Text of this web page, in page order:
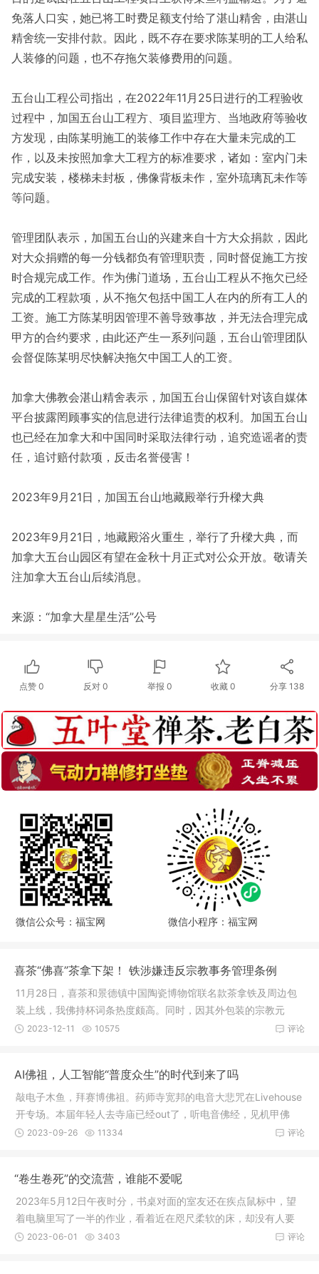
免落人口实，她已将工时费足额支付给了湛山精舍，由湛山
精舍统一安排付款。因此，既不存在要求陈某明的工人给私
人装修的问题，也不存拖欠装修费用的问题。
五台山工程公司指出，在2022年11月25日进行的工程验收
过程中，加国五台山工程方、项目监理方、当地政府等验收
方发现，由陈某明施工的装修工作中存在大量未完成的工
作，以及未按照加拿大工程方的标准要求，诸如：室内门未
完成安装，楼梯未封板，佛像背板未作，室外琉璃瓦未作等
等问题。
管理团队表示，加国五台山的兴建来自十方大众捐款，因此
对大众捐赠的每一分钱都负有管理职责，同时督促施工方按
时合规完成工作。作为佛门道场，五台山工程从不拖欠已经
完成的工程款项，从不拖欠包括中国工人在内的所有工人的
工资。施工方陈某明因管理不善导致事故，并无法合理完成
甲方的合约要求，由此还产生一系列问题，五台山管理团队
会督促陈某明尽快解决拖欠中国工人的工资。
加拿大佛教会湛山精舍表示，加国五台山保留针对该自媒体
平台披露罔顾事实的信息进行法律追责的权利。加国五台山
也已经在加拿大和中国同时采取法律行动，追究造谣者的责
任，追讨赔付款项，反击名誉侵害！
2023年9月21日，加国五台山地藏殿举行升樑大典
2023年9月21日，地藏殿浴火重生，举行了升樑大典，而
加拿大五台山园区有望在金秋十月正式对公众开放。敬请关
注加拿大五台山后续消息。
来源：“加拿大星星生活”公号
点赞0 反对 0 举报 0 收藏 0 分享138
微信公众号：福宝网 微信小程序：福宝网
喜茶“佛喜”茶拿下架！ 铁涉嫌违反宗教事务管理条例
11月28日，喜茶和景德镇中国陶瓷博物馆联名款茶拿铁及周边包
装上线，我佛持杯词条热度颇高。同时，因其外包装的宗教元
素，也引来
评论
2023-12-11 10575
AI佛祖，人工智能“普度众生”的时代到来了吗
敲电子木鱼，拜赛博佛祖。药师寺宽邦的电音大悲咒在Livehouse
开专场。本届年轻人去寺庙已经out了，听电音佛经，见机甲佛
祖，越来
评论
2023-09-26 11334
“卷生卷死”的交流营，谁能不爱呢
2023年5月12日午夜时分，书桌对面的室友还在疾点鼠标中，望
着电脑里写了一半的作业，看着近在咫尺柔软的床，却没有人要
躺。哎，
评论
2023-06-01 3403